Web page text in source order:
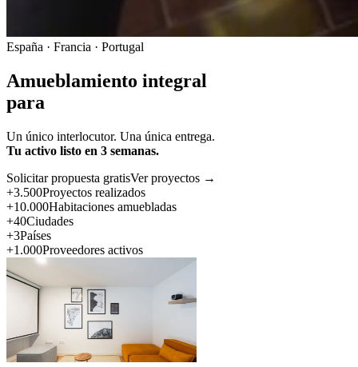
España · Francia · Portugal
Amueblamiento integral
para
Un único interlocutor. Una única entrega.
Tu activo listo en 3 semanas.
Solicitar propuesta gratisVer proyectos →
+3.500Proyectos realizados
+10.000Habitaciones amuebladas
+40Ciudades
+3Países
+1.000Proveedores activos